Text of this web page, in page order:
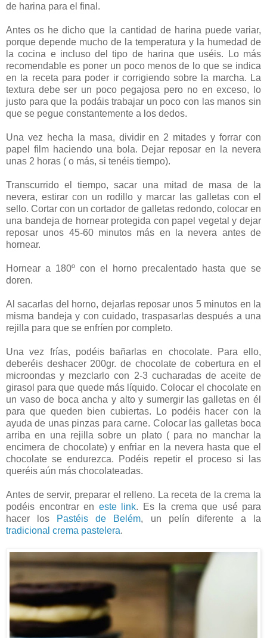
de harina para el final.
Antes os he dicho que la cantidad de harina puede variar,
porque depende mucho de la temperatura y la humedad de
la cocina e incluso del tipo de harina que uséis. Lo más
recomendable es poner un poco menos de lo que se indica
en la receta para poder ir corrigiendo sobre la marcha. La
textura debe ser un poco pegajosa pero no en exceso, lo
justo para que la podáis trabajar un poco con las manos sin
que se pegue constantemente a los dedos.
Una vez hecha la masa, dividir en 2 mitades y forrar con
papel film haciendo una bola. Dejar reposar en la nevera
unas 2 horas ( o más, si tenéis tiempo).
Transcurrido el tiempo, sacar una mitad de masa de la
nevera, estirar con un rodillo y marcar las galletas con el
sello. Cortar con un cortador de galletas redondo, colocar en
una bandeja de hornear protegida con papel vegetal y dejar
reposar unos 45-60 minutos más en la nevera antes de
hornear.
Hornear a 180º con el horno precalentado hasta que se
doren.
Al sacarlas del horno, dejarlas reposar unos 5 minutos en la
misma bandeja y con cuidado, traspasarlas después a una
rejilla para que se enfríen por completo.
Una vez frías, podéis bañarlas en chocolate. Para ello,
deberéis deshacer 200gr. de chocolate de cobertura en el
microondas y mezclarlo con 2-3 cucharadas de aceite de
girasol para que quede más líquido. Colocar el chocolate en
un vaso de boca ancha y alto y sumergir las galletas en él
para que queden bien cubiertas. Lo podéis hacer con la
ayuda de unas pinzas para carne. Colocar las galletas boca
arriba en una rejilla sobre un plato ( para no manchar la
encimera de chocolate) y enfriar en la nevera hasta que el
chocolate se endurezca. Podéis repetir el proceso si las
queréis aún más chocolateadas.
Antes de servir, preparar el relleno. La receta de la crema la
podéis encontrar en este link. Es la crema que usé para
hacer los
Pastéis de Belém, un pelín diferente a la
tradicional crema pastelera.